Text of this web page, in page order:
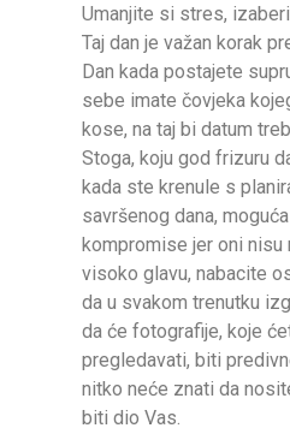
Umanjite si stres,
Taj dan je važan korak
Dan kada postajete
sebe imate čovjeka
kose, na taj bi datum
Stoga, koju god frizuru
kada ste krenule s
savršenog dana,
kompromise jer oni nisu
visoko glavu, nabacite
da u svakom trenutku
da će fotografije, koje
pregledavati, biti
nitko neće znati da
biti dio Vas.